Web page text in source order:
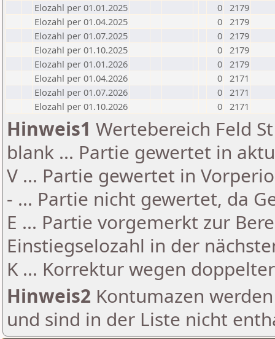
Elozahl per 01.01.2025
0 2179
Elozahl per 01.04.2025
0 2179
Elozahl per 01.07.2025
0 2179
Elozahl per 01.10.2025
0 2179
Elozahl per 01.01.2026
0 2179
Elozahl per 01.04.2026
0 2171
Elozahl per 01.07.2026
0 2171
Elozahl per 01.10.2026
0 2171
Hinweis1 Wertebereich Feld
blank ... Partie gewertet in
V ... Partie gewertet in
- ... Partie nicht gewertet, da
E ... Partie vorgemerkt zur
Einstiegselozahl in der
K ... Korrektur wegen
Hinweis2 Kontumazen
und sind in der Liste nicht